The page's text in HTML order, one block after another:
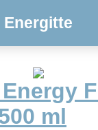
Energitte
ml